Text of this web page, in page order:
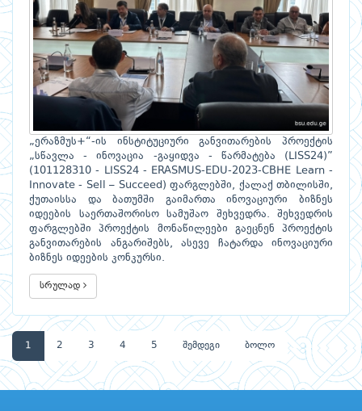
„ერაზმუს+“-ის ინსტიტუციური განვითარების პროექტის
„სწავლა - ინოვაცია -გაყიდვა - წარმატება (LISS24)”
(101128310 - LISS24 - ERASMUS-EDU-2023-CBHE Learn -
Innovate - Sell – Succeed) ფარგლებში, ქალაქ თბილისში,
ქუთაისსა და ბათუმში გაიმართა ინოვაციური ბიზნეს
იდეების საერთაშორისო სამუშაო შეხვედრა. შეხვედრის
ფარგლებში პროექტის მონაწილეები გაეცნენ პროექტის
განვითარების ანგარიშებს, ასევე ჩატარდა ინოვაციური
ბიზნეს იდეების კონკურსი.
სრულად
1 2 3 4 5 შემდეგი ბოლო